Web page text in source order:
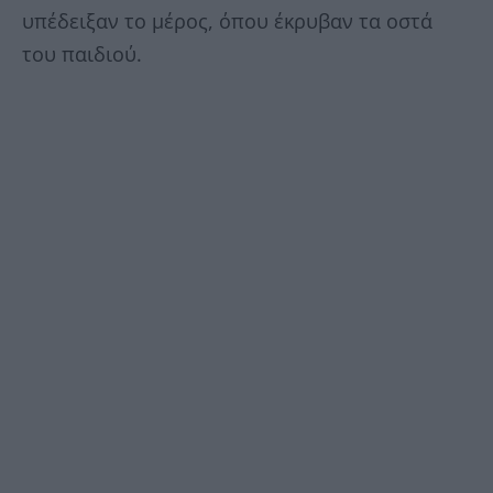
υπέδειξαν το μέρος, όπου έκρυβαν τα οστά
του παιδιού.